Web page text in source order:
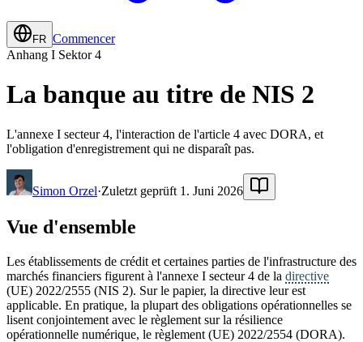
FR Commencer
Anhang I Sektor 4
La banque au titre de NIS 2
L'annexe I secteur 4, l'interaction de l'article 4 avec DORA, et
l'obligation d'enregistrement qui ne disparaît pas.
Simon Orzel·Zuletzt geprüft 1. Juni 2026
Vue d'ensemble
Les établissements de crédit et certaines parties de l'infrastructure des
marchés financiers figurent à l'annexe I secteur 4 de la directive
(UE) 2022/2555 (NIS 2). Sur le papier, la directive leur est
applicable. En pratique, la plupart des obligations opérationnelles se
lisent conjointement avec le règlement sur la résilience
opérationnelle numérique, le règlement (UE) 2022/2554 (DORA).